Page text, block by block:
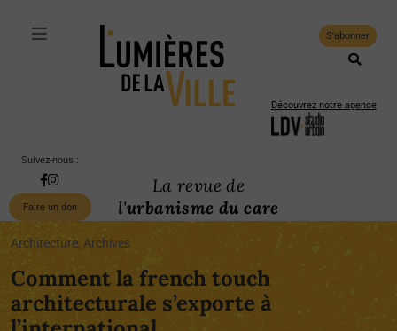
S'abonner
Découvrez notre agence
Suivez-nous :
Faire un don
La revue de
l'urbanisme du care
Architecture, Archives
Comment la french touch
architecturale s’exporte à